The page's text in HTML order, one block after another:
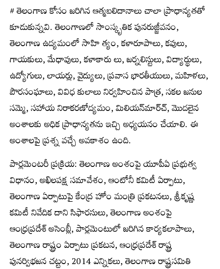
# తెలంగాణ కోసం జరిగిన ఆత్మబలిదానాలు చాలా ప్రాధాన్యతతో
కూడుకున్నవి. తెలంగాణలో సాంస్కృతిక పునరుజ్జీవనం,
తెలంగాణ ఉద్యమంలో సాహి త్యం, కళారూపాలు, కవులు,
గాయకులు, మేధావులు, కళాకారు లు, జర్నలిస్టులు, విద్యార్థులు,
ఉద్యోగులు, లాయర్లు, వైద్యులు, ప్రవాస భారతీయులు, మహిళలు,
పౌరసంఘాలు, వివిధ కులాలు నిర్వహించిన పాత్ర, సకల జనుల
సమ్మె, సహాయ నిరాకరణోద్యమం, మిలియన్‌మార్చ్‍, మొదలైన
అంశాలకు అధిక ప్రాధాన్యతను ఇచ్చి అధ్యయనం చేయాలి. ఈ
అంశాలపై ప్రశ్న వచ్చే అవకాశం ఉంది.
పార్లమెంటరీ ప్రక్రియ: తెలంగాణ అంశంపై యూపీఏ ప్రభుత్వ
విధానం, అఖిలపక్ష సమావేశం, ఆంటోనీ కమిటీ ఏర్పాటు,
తెలంగాణ ఏర్పాటుపై కేంద్ర హోం మంత్రి ప్రకటనలు, శ్రీకృష్ణ
కమిటీ నివేదిక దాని సిఫారసులు, తెలంగాణ అంశంపై
ఆంధ్రప్రదేశ్‌ అసెంబ్లీ, పార్లమెంటులో జరిగిన కార్యకలాపాలు,
తెలంగాణ రాష్ట్రం ఏర్పాటు ప్రకటన, ఆంధ్రప్రదేశ్‌ రాష్ట్ర
పునర్విభజన చట్టం, 2014 ఎన్నికలు, తెలంగాణ రాష్ట్రసమితి